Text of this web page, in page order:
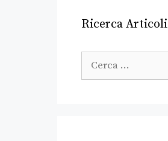
Ricerca Articoli